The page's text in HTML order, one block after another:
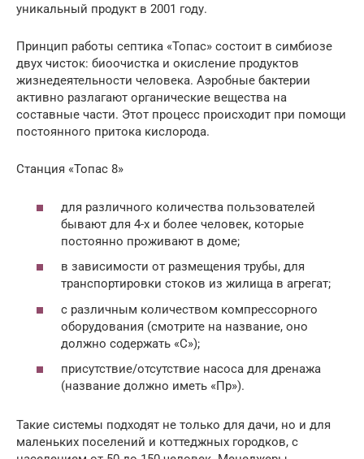
уникальный продукт в 2001 году.
Принцип работы септика «Топас» состоит в симбиозе
двух чисток: биоочистка и окисление продуктов
жизнедеятельности человека. Аэробные бактерии
активно разлагают органические вещества на
составные части. Этот процесс происходит при помощи
постоянного притока кислорода.
Станция «Топас 8»
для различного количества пользователей
бывают для 4-х и более человек, которые
постоянно проживают в доме;
в зависимости от размещения трубы, для
транспортировки стоков из жилища в агрегат;
с различным количеством компрессорного
оборудования (смотрите на название, оно
должно содержать «С»);
присутствие/отсутствие насоса для дренажа
(название должно иметь «Пр»).
Такие системы подходят не только для дачи, но и для
маленьких поселений и коттеджных городков, с